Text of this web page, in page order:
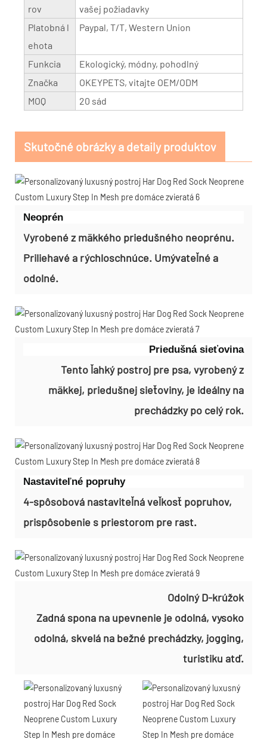
rov
vašej požiadavky
Platobná l
ehota
Paypal, T/T, Western Union
Funkcia
Ekologický, módny, pohodlný
Značka
OKEYPETS, vitajte OEM/ODM
MOQ
20 sád
Skutočné obrázky a detaily produktov
Neoprén
Vyrobené z mäkkého priedušného neoprénu.
Priliehavé a rýchloschnúce. Umývateľné a
odolné.
Priedušná sieťovina
Tento ľahký postroj pre psa, vyrobený z
mäkkej, priedušnej sieťoviny, je ideálny na
prechádzky po celý rok.
Nastaviteľné popruhy
4-spôsobová nastaviteľná veľkosť popruhov,
prispôsobenie s priestorom pre rast.
Odolný D-krúžok
Zadná spona na upevnenie je odolná, vysoko
odolná, skvelá na bežné prechádzky, jogging,
turistiku atď.